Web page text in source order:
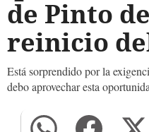
de Pinto
reinicio
Está sorprendido por la
debo aprovechar esta